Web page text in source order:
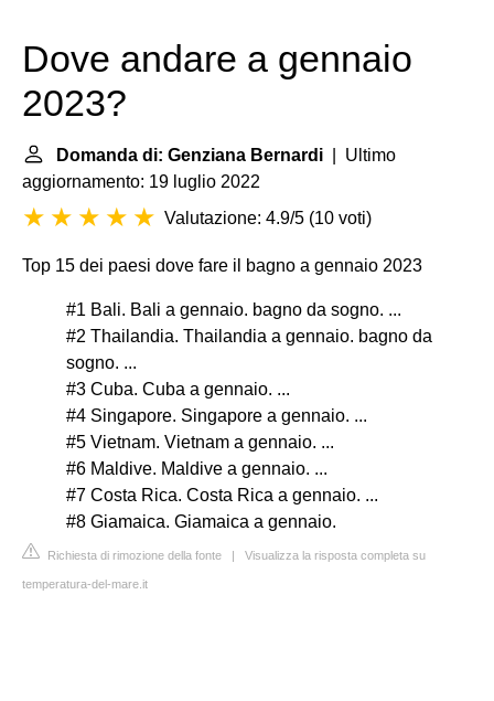
Dove andare a gennaio
2023?
Domanda di: Genziana Bernardi | Ultimo
aggiornamento: 19 luglio 2022
Valutazione: 4.9/5 (10 voti)
Top 15 dei paesi dove fare il bagno a gennaio 2023
#1 Bali. Bali a gennaio. bagno da sogno. ...
#2 Thailandia. Thailandia a gennaio. bagno da
sogno. ...
#3 Cuba. Cuba a gennaio. ...
#4 Singapore. Singapore a gennaio. ...
#5 Vietnam. Vietnam a gennaio. ...
#6 Maldive. Maldive a gennaio. ...
#7 Costa Rica. Costa Rica a gennaio. ...
#8 Giamaica. Giamaica a gennaio.
Richiesta di rimozione della fonte | Visualizza la risposta completa su
temperatura-del-mare.it